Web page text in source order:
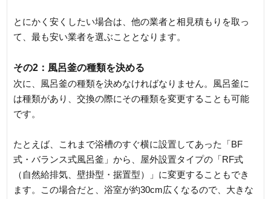
とにかく安くしたい場合は、他の業者と相見積もりを取っ
て、最も安い業者を選ぶこととなります。
その2：風呂釜の種類を決める
次に、風呂釜の種類を決めなければなりません。風呂釜に
は種類があり、交換の際にその種類を変更することも可能
です。
たとえば、これまで浴槽のすぐ横に設置してあった「BF
式・バランス式風呂釜」から、屋外設置タイプの「RF式
（自然給排気、壁掛型・据置型）」に変更することもでき
ます。この場合だと、浴室が約30cm広くなるので、大きな